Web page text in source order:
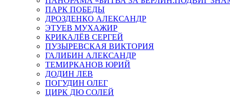
ПАРК ПОБЕДЫ
ДРОЗДЕНКО АЛЕКСАНДР
ЭТУЕВ МУХАЖИР
КРИКАЛЁВ СЕРГЕЙ
ПУЗЫРЕВСКАЯ ВИКТОРИЯ
ГАЛИБИН АЛЕКСАНДР
ТЕМИРКАНОВ ЮРИЙ
ДОДИН ЛЕВ
ПОГУДИН ОЛЕГ
ЦИРК ДЮ СОЛЕЙ